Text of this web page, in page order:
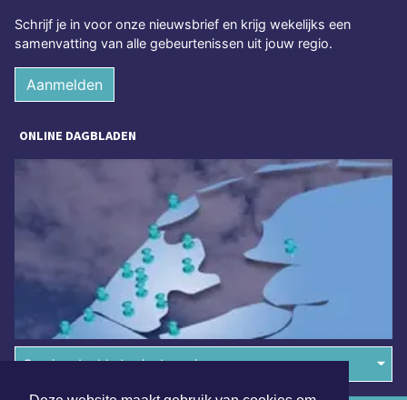
Schrijf je in voor onze nieuwsbrief en krijg wekelijks een
samenvatting van alle gebeurtenissen uit jouw regio.
Aanmelden
ONLINE DAGBLADEN
Overige dagbladen in de regio